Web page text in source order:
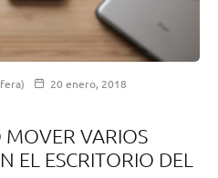
20 enero, 2018
VARIOS
EL ESCRITORIO DEL